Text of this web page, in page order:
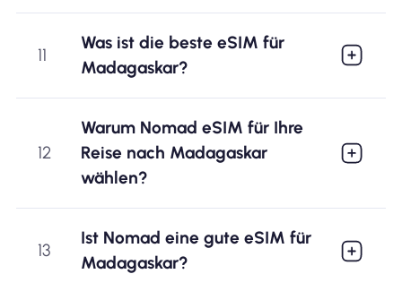
11
Was ist die beste eSIM für
Madagaskar?
12
Warum Nomad eSIM für Ihre
Reise nach Madagaskar
wählen?
13
Ist Nomad eine gute eSIM für
Madagaskar?